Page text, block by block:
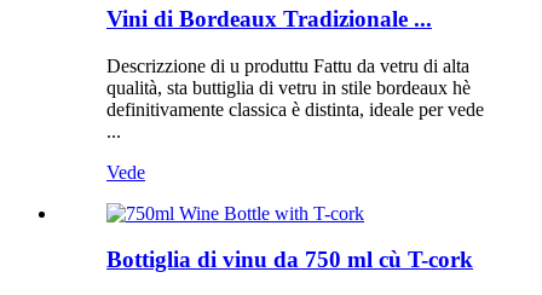
Vini di Bordeaux Tradizionale ...
Descrizzione di u produttu Fattu da vetru di alta
qualità, sta buttiglia di vetru in stile bordeaux hè
definitivamente classica è distinta, ideale per vede
...
Vede
Bottiglia di vinu da 750 ml cù T-cork